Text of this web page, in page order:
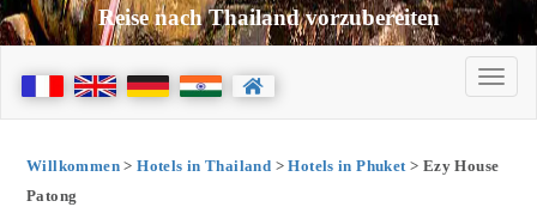
Reise nach Thailand vorzubereiten
Willkommen>Hotels in Thailand >Hotels in Phuket> Ezy House
Patong